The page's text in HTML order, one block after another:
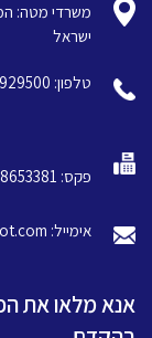
ישראל
טלפון: 09-8929500
פקס: 09-8653381
אימייל: gadotsite@gadot.com
אנא מלאו את